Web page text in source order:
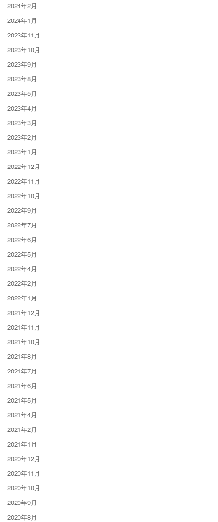
2024年2月
2024年1月
2023年11月
2023年10月
2023年9月
2023年8月
2023年5月
2023年4月
2023年3月
2023年2月
2023年1月
2022年12月
2022年11月
2022年10月
2022年9月
2022年7月
2022年6月
2022年5月
2022年4月
2022年2月
2022年1月
2021年12月
2021年11月
2021年10月
2021年8月
2021年7月
2021年6月
2021年5月
2021年4月
2021年2月
2021年1月
2020年12月
2020年11月
2020年10月
2020年9月
2020年8月